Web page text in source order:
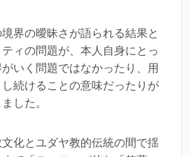
界の曖昧さが語られる結果と
ィの問題が、本人自身にとっ
いく問題ではなかったり、用
続けることの意味だったりが
した。
化とユダヤ教的伝統の間で揺